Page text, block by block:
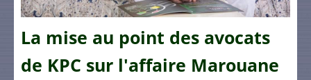
La mise au point des avocats
de KPC sur l'affaire Marouane